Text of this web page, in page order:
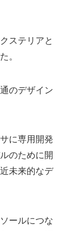
ステリアと
。
のデザイン
に専用開発
のために開
未来的なデ
ールにつな